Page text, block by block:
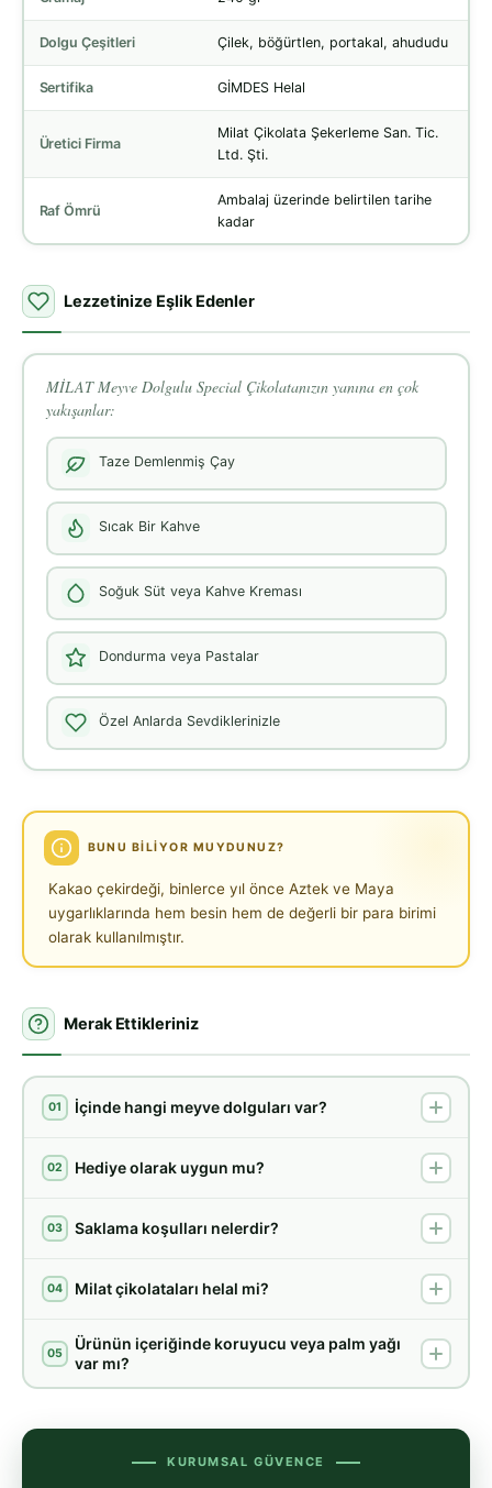
Dolgu Çeşitleri Çilek, böğürtlen, portakal, ahududu
Sertifika GİMDES Helal
Üretici Firma
Milat Çikolata Şekerleme San. Tic.
Ltd. Şti.
Raf Ömrü
Ambalaj üzerinde belirtilen tarihe
kadar
Lezzetinize Eşlik Edenler
MİLAT Meyve Dolgulu Special Çikolatanızın yanına en çok
yakışanlar:
Taze Demlenmiş Çay
Sıcak Bir Kahve
Soğuk Süt veya Kahve Kreması
Dondurma veya Pastalar
Özel Anlarda Sevdiklerinizle
BUNU BILIYOR MUYDUNUZ?
Kakao çekirdeği, binlerce yıl önce Aztek ve Maya
uygarlıklarında hem besin hem de değerli bir para birimi
olarak kullanılmıştır.
Merak Ettikleriniz
01 İçinde hangi meyve dolguları var?
02 Hediye olarak uygun mu?
03 Saklama koşulları nelerdir?
04 Milat çikolataları helal mi?
05
Ürünün içeriğinde koruyucu veya palm yağı
var mı?
KURUMSAL GÜVENCE